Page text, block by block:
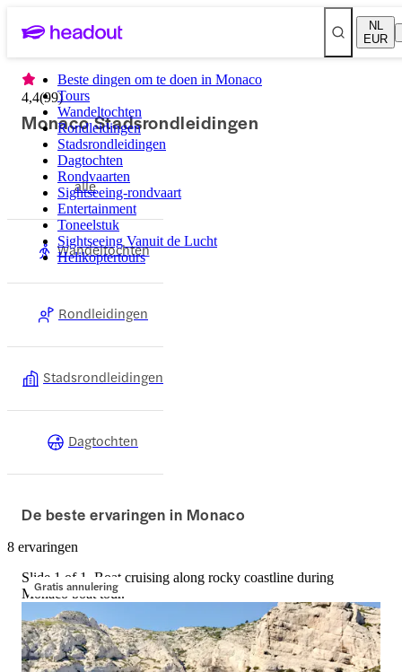
NL
EUR
Beste dingen om te doen in Monaco
Tours
Wandeltochten
Rondleidingen
Stadsrondleidingen
Dagtochten
Rondvaarten
Sightseeing-rondvaart
Entertainment
Toneelstuk
Sightseeing Vanuit de Lucht
Helikoptertours
4,4(99)
Monaco Stadsrondleidingen
alle
Wandeltochten
Rondleidingen
Stadsrondleidingen
Dagtochten
De beste ervaringen in Monaco
8 ervaringen
Gratis annulering
Slide 1 of 1, Boat cruising along rocky coastline during
Monaco boat tour.